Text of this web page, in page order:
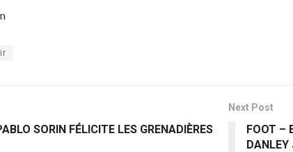
SORIN FÉLICITE LES GRENADIÈRES
Next Post
FOOT –
DANLEY